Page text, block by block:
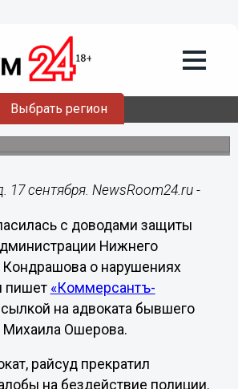
Выбрать регион
согласилась с доводами
о нарушениях
время не принимала меры по
нижегородского сити-менеджера о
сентября. NewsRoom24.ru -
с доводами защиты
Нижнего
Кондрашова о нарушениях
пишет «Коммерсантъ-
на адвоката бывшего
Ошерова.
райсуд прекратил
на бездействие полиции.